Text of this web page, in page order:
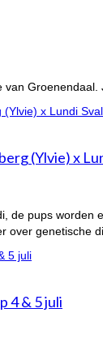
van
(Ylvie) x
de pups worden
over genetische
4 & 5 juli